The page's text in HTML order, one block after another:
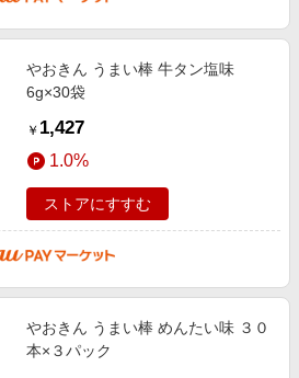
やおきん うまい棒 牛タン塩味
6g×30袋
￥ 1,427
1.0%
ストアにすすむ
やおきん うまい棒 めんたい味 ３０
本×３パック